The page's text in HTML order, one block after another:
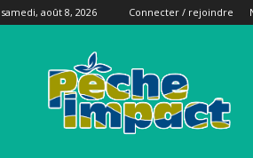
samedi, août 8, 2026 Connecter / rejoindre